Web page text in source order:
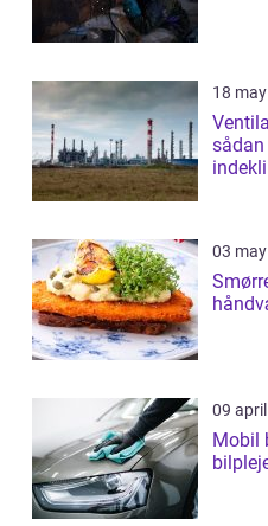
18
03
09
Mobil